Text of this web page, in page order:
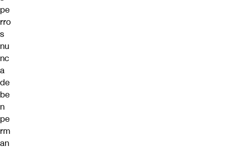
pe
rro
s
nu
nc
a
de
be
n
pe
rm
an